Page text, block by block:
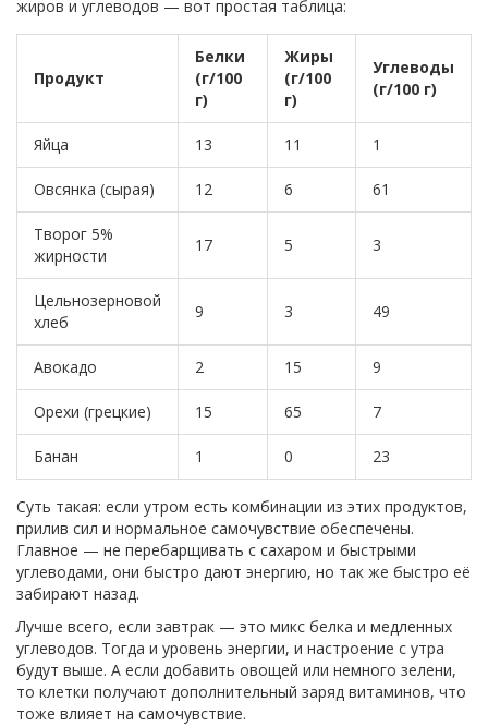
жиров и углеводов — вот простая таблица:
Продукт
Белки
(г/100
г)
Жиры
(г/100
г)
Углеводы
(г/100 г)
Яйца 13 11 1
Овсянка (сырая) 12 6 61
Творог 5%
жирности
17 5 3
Цельнозерновой
хлеб
9 3 49
Авокадо 2 15 9
Орехи (грецкие) 15 65 7
Банан 1 0 23
Суть такая: если утром есть комбинации из этих продуктов,
прилив сил и нормальное самочувствие обеспечены.
Главное — не перебарщивать с сахаром и быстрыми
углеводами, они быстро дают энергию, но так же быстро её
забирают назад.
Лучше всего, если завтрак — это микс белка и медленных
углеводов. Тогда и уровень энергии, и настроение с утра
будут выше. А если добавить овощей или немного зелени,
то клетки получают дополнительный заряд витаминов, что
тоже влияет на самочувствие.